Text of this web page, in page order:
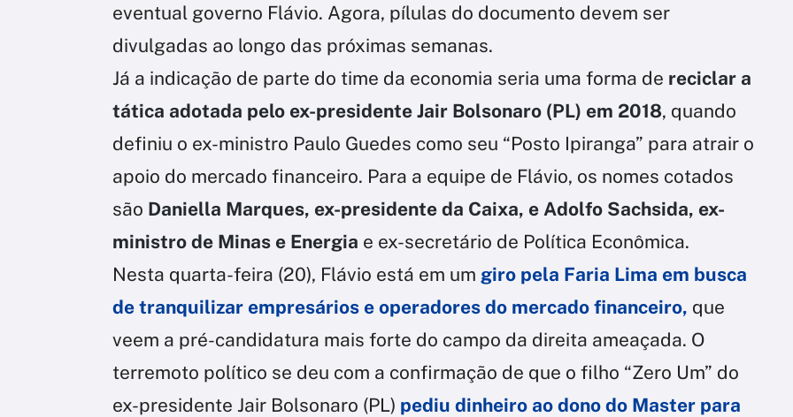
eventual governo Flávio. Agora, pílulas do documento devem ser
divulgadas ao longo das próximas semanas.
Já a indicação de parte do time da economia seria uma forma de reciclar a
tática adotada pelo ex-presidente Jair Bolsonaro (PL) em 2018, quando
definiu o ex-ministro Paulo Guedes como seu “Posto Ipiranga” para atrair o
apoio do mercado financeiro. Para a equipe de Flávio, os nomes cotados
são Daniella Marques, ex-presidente da Caixa, e Adolfo Sachsida, ex-
ministro de Minas e Energia e ex-secretário de Política Econômica.
Nesta quarta-feira (20), Flávio está em um giro pela Faria Lima em busca
de tranquilizar empresários e operadores do mercado financeiro, que
veem a pré-candidatura mais forte do campo da direita ameaçada. O
terremoto político se deu com a confirmação de que o filho “Zero Um” do
ex-presidente Jair Bolsonaro (PL) pediu dinheiro ao dono do Master para